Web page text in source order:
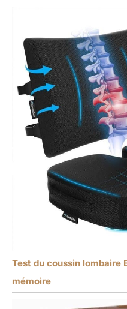
Test du coussin lombaire
mémoire